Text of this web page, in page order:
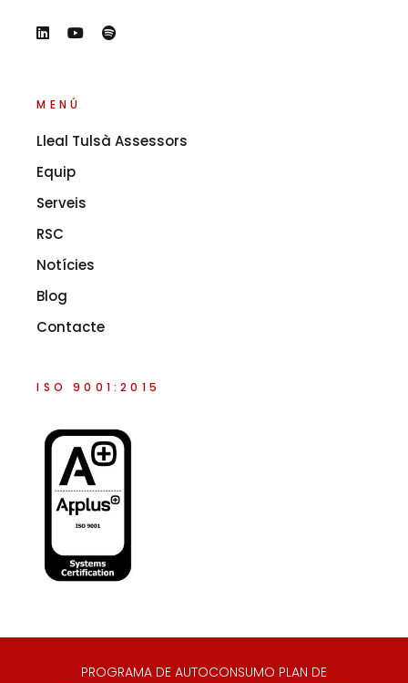
MENÚ
Lleal Tulsà Assessors
Equip
Serveis
RSC
Notícies
Blog
Contacte
ISO 9001:2015
PROGRAMA DE AUTOCONSUMO PLAN DE